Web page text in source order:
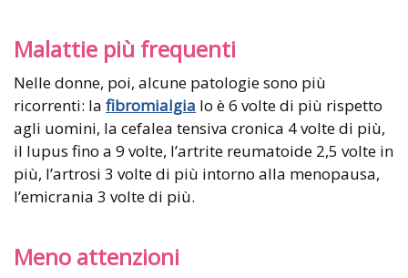
Malattie più frequenti
Nelle donne, poi, alcune patologie sono più
ricorrenti: la fibromialgia lo è 6 volte di più rispetto
agli uomini, la cefalea tensiva cronica 4 volte di più,
il lupus fino a 9 volte, l’artrite reumatoide 2,5 volte in
più, l’artrosi 3 volte di più intorno alla menopausa,
l’emicrania 3 volte di più.
Meno attenzioni